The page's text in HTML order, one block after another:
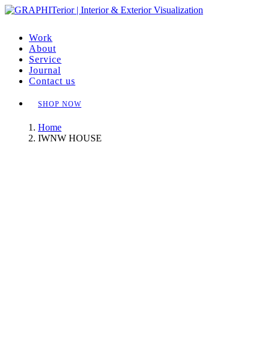
Work
About
Service
Journal
Contact us
SHOP NOW
Home
IWNW HOUSE